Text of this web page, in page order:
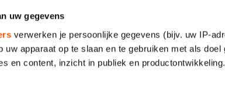
uw gegevens
verwerken je persoonlijke gegevens (bijv. uw IP-
uw apparaat op te slaan en te gebruiken met als
en content, inzicht in publiek en